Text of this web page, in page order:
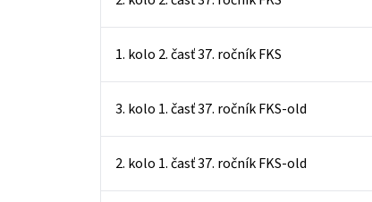
1. kolo 2. časť 37. ročník FKS
3. kolo 1. časť 37. ročník FKS-old
2. kolo 1. časť 37. ročník FKS-old